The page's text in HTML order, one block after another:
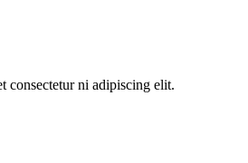
consectetur ni adipiscing elit.